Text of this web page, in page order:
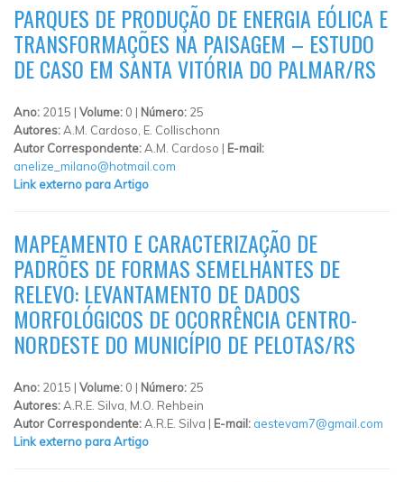
PARQUES DE PRODUÇÃO DE ENERGIA EÓLICA E
TRANSFORMAÇÕES NA PAISAGEM – ESTUDO
DE CASO EM SANTA VITÓRIA DO PALMAR/RS
Ano: 2015 | Volume: 0 | Número: 25
Autores:A.M. Cardoso, E. Collischonn
Autor Correspondente:A.M. Cardoso | E-mail:
anelize_milano@hotmail.com
Link externo para Artigo
MAPEAMENTO E CARACTERIZAÇÃO DE
PADRÕES DE FORMAS SEMELHANTES DE
RELEVO: LEVANTAMENTO DE DADOS
MORFOLÓGICOS DE OCORRÊNCIA CENTRO-
NORDESTE DO MUNICÍPIO DE PELOTAS/RS
Ano: 2015 | Volume: 0 | Número: 25
Autores:A.R.E. Silva, M.O. Rehbein
Autor Correspondente:A.R.E. Silva | E-mail: aestevam7@gmail.com
Link externo para Artigo